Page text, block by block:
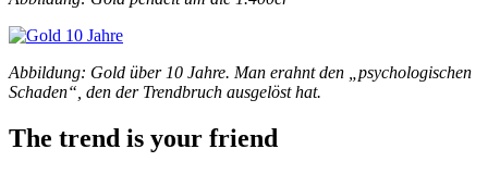
Abbildung: Gold über 10 Jahre. Man erahnt den „psychologischen
Schaden“, den der Trendbruch ausgelöst hat.
The trend is your friend